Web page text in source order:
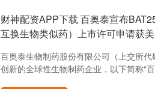
财神配资APP下载 百奥泰宣布
互换生物类似药）上市许可申请获
百奥泰生物制药股份有限公司（上交所
创新的全球性生物制药企业，以下简称“